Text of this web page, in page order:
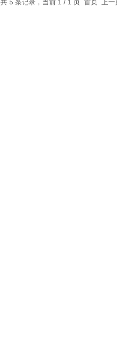
共 5 条记录，当前 1 / 1 页 首页 上